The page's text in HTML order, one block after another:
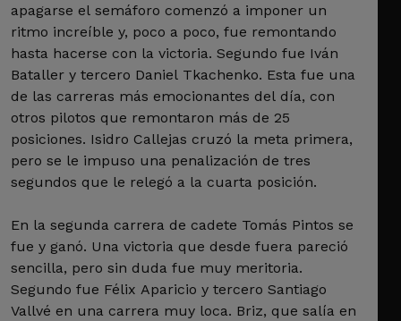
apagarse el semáforo comenzó a imponer un
ritmo increíble y, poco a poco, fue remontando
hasta hacerse con la victoria. Segundo fue Iván
Bataller y tercero Daniel Tkachenko. Esta fue una
de las carreras más emocionantes del día, con
otros pilotos que remontaron más de 25
posiciones. Isidro Callejas cruzó la meta primera,
pero se le impuso una penalización de tres
segundos que le relegó a la cuarta posición.
En la segunda carrera de cadete Tomás Pintos se
fue y ganó. Una victoria que desde fuera pareció
sencilla, pero sin duda fue muy meritoria.
Segundo fue Félix Aparicio y tercero Santiago
Vallvé en una carrera muy loca. Briz, que salía en